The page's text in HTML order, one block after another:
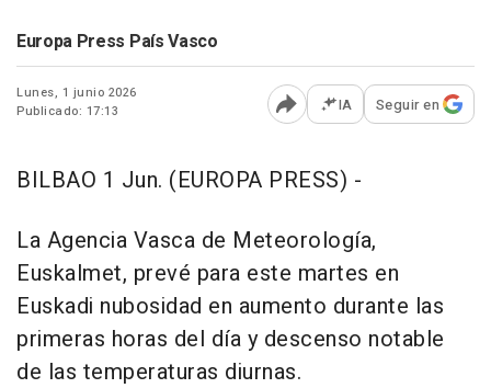
Europa Press País Vasco
Lunes, 1 junio 2026
Publicado: 17:13
Abrir opciones para
IA Seguir en
BILBAO 1 Jun. (EUROPA PRESS) -
La Agencia Vasca de Meteorología,
Euskalmet, prevé para este martes en
Euskadi nubosidad en aumento durante las
primeras horas del día y descenso notable
de las temperaturas diurnas.